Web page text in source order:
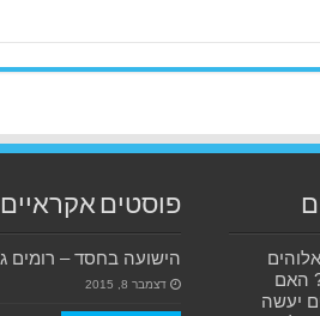
האם
יעשה
פוסטים אקראיים
הישועה בחסד – רומים ג’ 19-
דצמבר 8, 2015